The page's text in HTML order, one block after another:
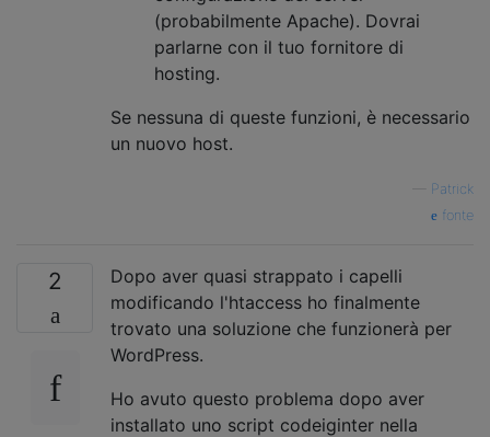
(probabilmente Apache). Dovrai
parlarne con il tuo fornitore di
hosting.
Se nessuna di queste funzioni, è necessario
un nuovo host.
Patrick
fonte
2
Dopo aver quasi strappato i capelli
modificando l'htaccess ho finalmente
trovato una soluzione che funzionerà per
WordPress.
Ho avuto questo problema dopo aver
installato uno script codeiginter nella